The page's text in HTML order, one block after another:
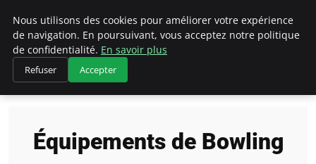
Bowling La Rosiere
Accueil Équipements de Bowling
Équipements de Bowling
Nous utilisons des cookies pour améliorer votre expérience
de navigation. En poursuivant, vous acceptez notre politique
de confidentialité. En savoir plus
Refuser Accepter